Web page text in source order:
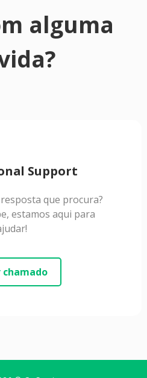
alguma
Support
que procura?
estamos aqui para